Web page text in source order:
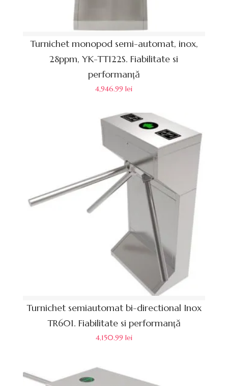
Turnichet monopod semi-automat, inox,
28ppm, YK-TT122S. Fiabilitate si
performanță
4,946.99lei
Turnichet semiautomat bi-directional Inox
TR601. Fiabilitate si performanță
4,150.99 lei